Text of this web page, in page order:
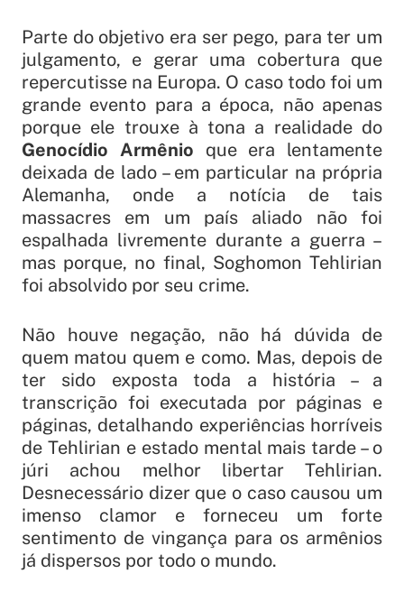
Parte do objetivo era ser pego, para ter um
julgamento, e gerar uma cobertura que
repercutisse na Europa. O caso todo foi um
grande evento para a época, não apenas
porque ele trouxe à tona a realidade do
Genocídio Armênio que era lentamente
deixada de lado – em particular na própria
Alemanha, onde a notícia de tais
massacres em um país aliado não foi
espalhada livremente durante a guerra –
mas porque, no final, Soghomon Tehlirian
foi absolvido por seu crime.
Não houve negação, não há dúvida de
quem matou quem e como. Mas, depois de
ter sido exposta toda a história – a
transcrição foi executada por páginas e
páginas, detalhando experiências horríveis
de Tehlirian e estado mental mais tarde – o
júri achou melhor libertar Tehlirian.
Desnecessário dizer que o caso causou um
imenso clamor e forneceu um forte
sentimento de vingança para os armênios
já dispersos por todo o mundo.